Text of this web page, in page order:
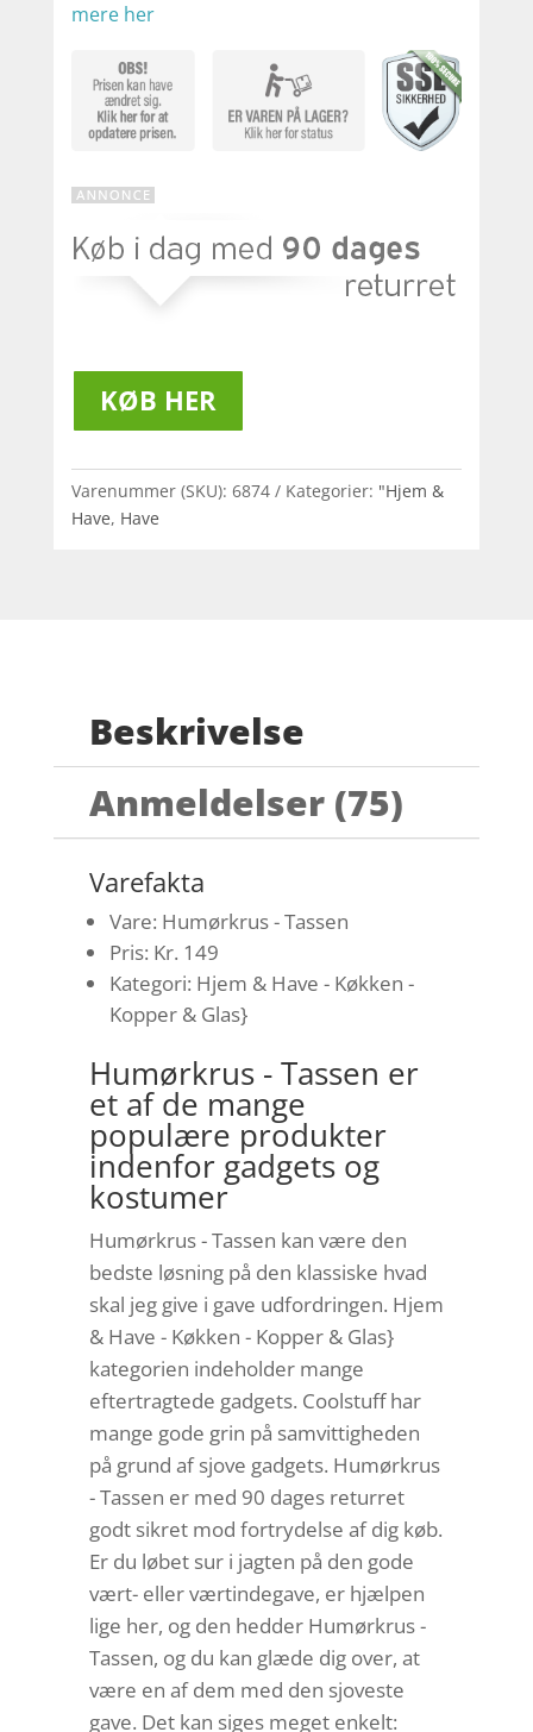
mere her
KØB HER
Varenummer (SKU): 6874 Kategorier: "Hjem &
Have, Have
Beskrivelse
Anmeldelser (75)
Varefakta
Vare: Humørkrus - Tassen
Pris: Kr. 149
Kategori: Hjem & Have - Køkken -
Kopper & Glas}
Humørkrus - Tassen er
et af de mange
populære produkter
indenfor gadgets og
kostumer
Humørkrus - Tassen kan være den
bedste løsning på den klassiske hvad
skal jeg give i gave udfordringen. Hjem
& Have - Køkken - Kopper & Glas}
kategorien indeholder mange
eftertragtede gadgets. Coolstuff har
mange gode grin på samvittigheden
på grund af sjove gadgets. Humørkrus
- Tassen er med 90 dages returret
godt sikret mod fortrydelse af dig køb.
Er du løbet sur i jagten på den gode
vært- eller værtindegave, er hjælpen
lige her, og den hedder Humørkrus -
Tassen, og du kan glæde dig over, at
være en af dem med den sjoveste
gave. Det kan siges meget enkelt: